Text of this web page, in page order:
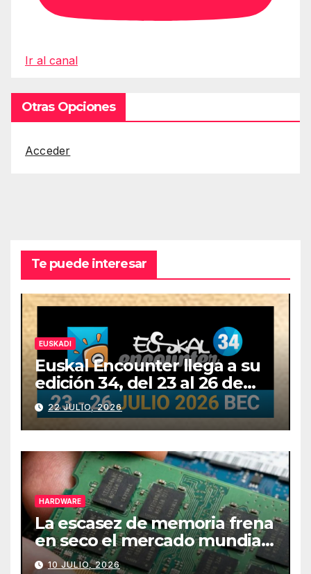
Ir al canal
Otras Opciones
Acceder
Te puede interesar
EUSKADI
Euskal Encounter llega a su
edición 34, del 23 al 26 de
julio
22 JULIO, 2026
HARDWARE
La escasez de memoria frena
en seco el mercado mundial
de PCs
10 JULIO, 2026